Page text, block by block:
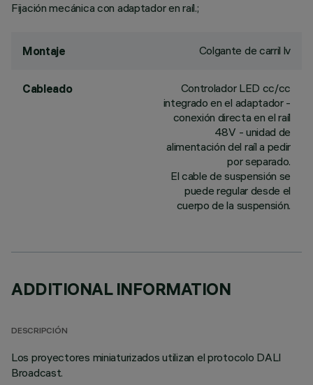
Fijación mecánica con adaptador en raíl.;
Montaje Colgante de carril lv
Cableado
Controlador LED cc/cc
integrado en el adaptador -
conexión directa en el raíl
48V - unidad de
alimentación del raíl a pedir
por separado.
El cable de suspensión se
puede regular desde el
cuerpo de la suspensión.
ADDITIONAL INFORMATION
DESCRIPCIÓN
Los proyectores miniaturizados utilizan el protocolo DALI
Broadcast.